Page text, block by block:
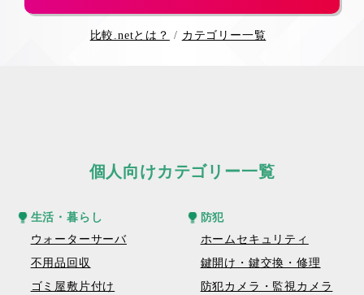
比較.netとは？ カテゴリー一覧
個人向けカテゴリー一覧
生活・暮らし
ウォーターサーバ
不用品回収
ゴミ屋敷片付け
防犯
ホームセキュリティ
鍵開け・鍵交換・修理
防犯カメラ・監視カメラ